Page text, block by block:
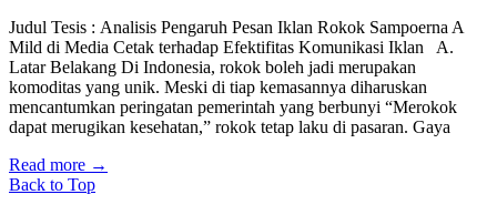
Judul Tesis : Analisis Pengaruh Pesan Iklan Rokok Sampoerna A
Mild di Media Cetak terhadap Efektifitas Komunikasi Iklan A.
Latar Belakang Di Indonesia, rokok boleh jadi merupakan
komoditas yang unik. Meski di tiap kemasannya diharuskan
mencantumkan peringatan pemerintah yang berbunyi “Merokok
dapat merugikan kesehatan,” rokok tetap laku di pasaran. Gaya
Read more →
Back to Top